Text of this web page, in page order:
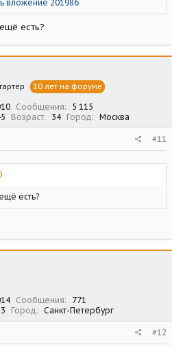
вложение 201986
есть?
10 лет на форуме
Сообщения
5 115
Возраст 34 Город Москва
#11
есть?
Сообщения
771
Город Санкт-Петербург
#12